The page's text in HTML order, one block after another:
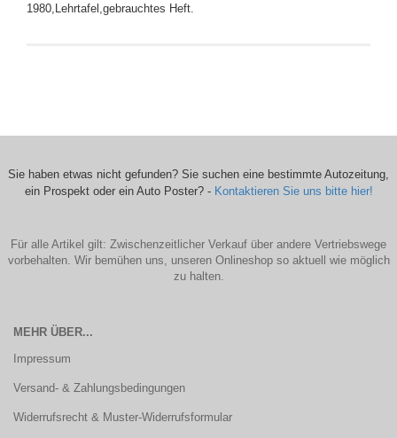
1980,Lehrtafel,gebrauchtes Heft.
Sie haben etwas nicht gefunden? Sie suchen eine bestimmte Autozeitung,
ein Prospekt oder ein Auto Poster? - Kontaktieren Sie uns bitte hier!
Für alle Artikel gilt: Zwischenzeitlicher Verkauf über andere Vertriebswege
vorbehalten. Wir bemühen uns, unseren Onlineshop so aktuell wie möglich
zu halten.
MEHR ÜBER...
Impressum
Versand- & Zahlungsbedingungen
Widerrufsrecht & Muster-Widerrufsformular